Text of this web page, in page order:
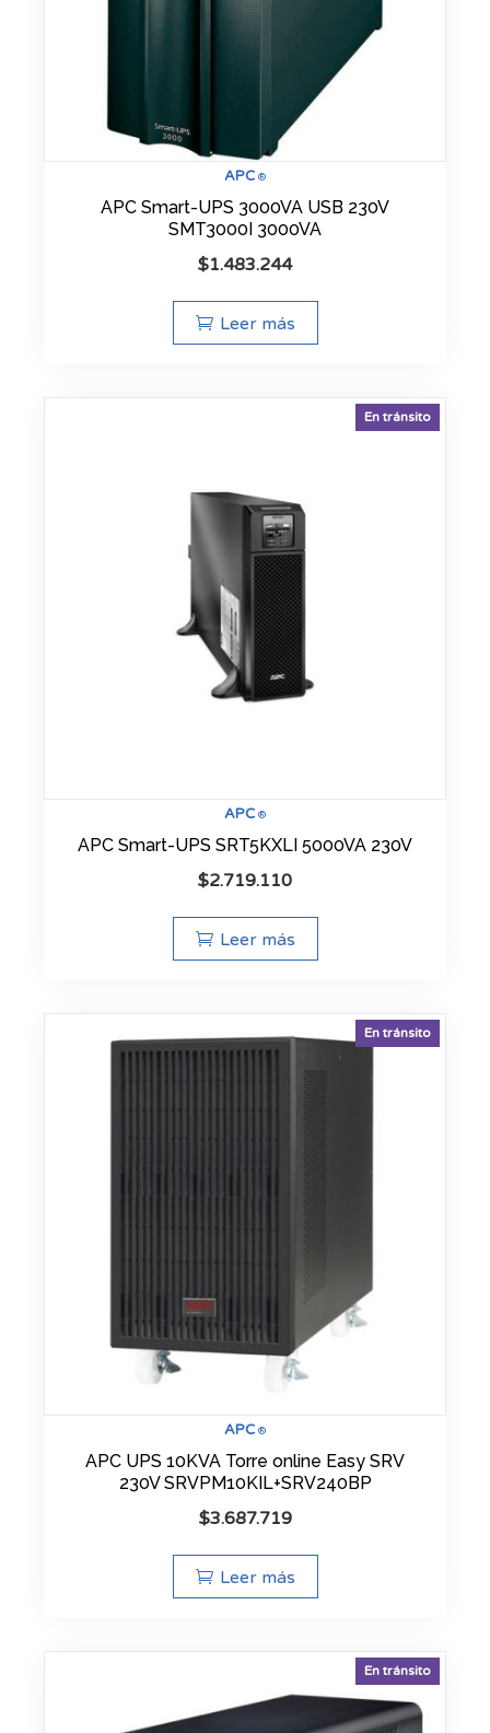
APC ®
APC Smart-UPS 3000VA USB 230V
SMT3000I 3000VA
$1.483.244
Leer más
APC ®
En tránsito
APC Smart-UPS SRT5KXLI 5000VA 230V
$2.719.110
Leer más
APC ®
En tránsito
APC UPS 10KVA Torre online Easy SRV
230V SRVPM10KIL+SRV240BP
$3.687.719
Leer más
En tránsito